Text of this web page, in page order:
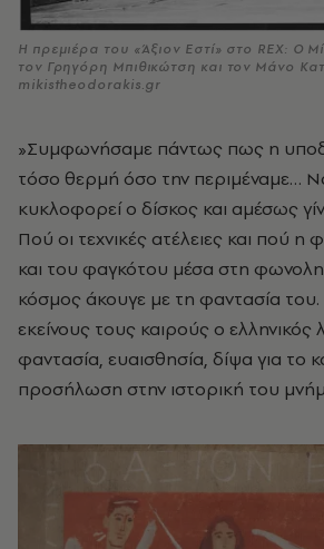
H πρεμιέρα του «Άξιον Εστί» στο REX: Ο
τον Γρηγόρη Μπιθικώτση και τον Μάνο
mikistheodorakis.gr
»Συμφωνήσαμε πάντως πως η
τόσο θερμή όσο την περιμέναμε…
κυκλοφορεί ο δίσκος και αμέσως
Πού οι τεχνικές ατέλειες και πού
και του φαγκότου μέσα στη
κόσμος άκουγε με τη φαντασία του.
εκείνους τους καιρούς ο ελληνικός
φαντασία, ευαισθησία, δίψα για το
προσήλωση στην ιστορική του